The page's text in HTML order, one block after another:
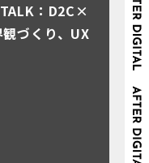
：D2C×
づくり、UX